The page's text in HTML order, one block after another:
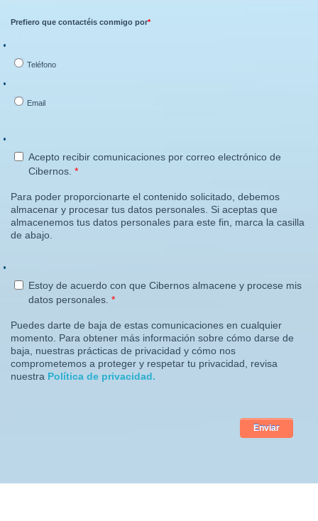
Prefiero que contactéis conmigo por*
Teléfono
Email
Acepto recibir comunicaciones por correo electrónico de
Cibernos. *
Para poder proporcionarte el contenido solicitado, debemos
almacenar y procesar tus datos personales. Si aceptas que
almacenemos tus datos personales para este fin, marca la casilla
de abajo.
Estoy de acuerdo con que Cibernos almacene y procese mis
datos personales. *
Puedes darte de baja de estas comunicaciones en cualquier
momento. Para obtener más información sobre cómo darse de
baja, nuestras prácticas de privacidad y cómo nos
comprometemos a proteger y respetar tu privacidad, revisa
nuestra Política de privacidad.